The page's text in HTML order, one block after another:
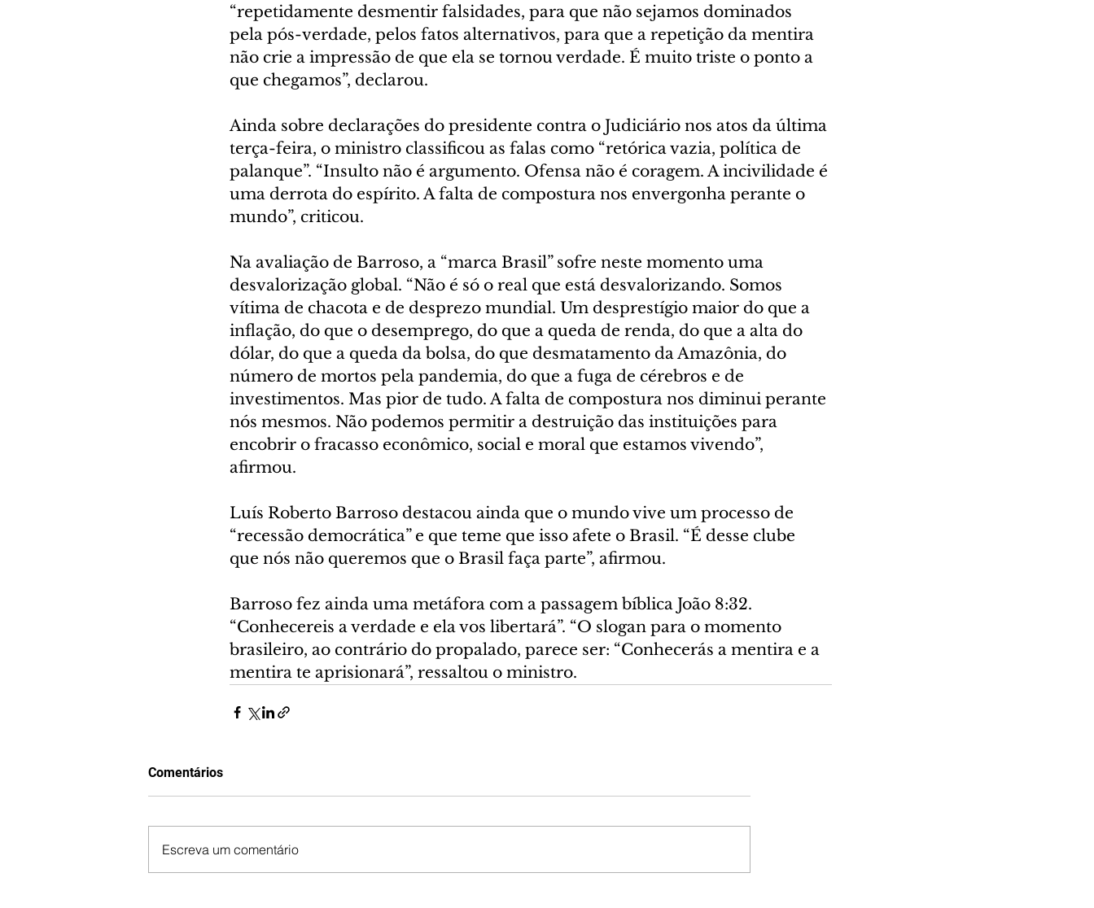
“repetidamente desmentir falsidades, para que não sejamos dominados
pela pós-verdade, pelos fatos alternativos, para que a repetição da mentira
não crie a impressão de que ela se tornou verdade. É muito triste o ponto a
que chegamos”, declarou.
Ainda sobre declarações do presidente contra o Judiciário nos atos da última
terça-feira, o ministro classificou as falas como “retórica vazia, política de
palanque”. “Insulto não é argumento. Ofensa não é coragem. A incivilidade é
uma derrota do espírito. A falta de compostura nos envergonha perante o
mundo”, criticou.
Na avaliação de Barroso, a “marca Brasil” sofre neste momento uma
desvalorização global. “Não é só o real que está desvalorizando. Somos
vítima de chacota e de desprezo mundial. Um desprestígio maior do que a
inflação, do que o desemprego, do que a queda de renda, do que a alta do
dólar, do que a queda da bolsa, do que desmatamento da Amazônia, do
número de mortos pela pandemia, do que a fuga de cérebros e de
investimentos. Mas pior de tudo. A falta de compostura nos diminui perante
nós mesmos. Não podemos permitir a destruição das instituições para
encobrir o fracasso econômico, social e moral que estamos vivendo”,
afirmou.
Luís Roberto Barroso destacou ainda que o mundo vive um processo de
“recessão democrática” e que teme que isso afete o Brasil. “É desse clube
que nós não queremos que o Brasil faça parte”, afirmou.
Barroso fez ainda uma metáfora com a passagem bíblica João 8:32.
“Conhecereis a verdade e ela vos libertará”. “O slogan para o momento
brasileiro, ao contrário do propalado, parece ser: “Conhecerás a mentira e a
mentira te aprisionará”, ressaltou o ministro.
Comentários
Escreva um comentário